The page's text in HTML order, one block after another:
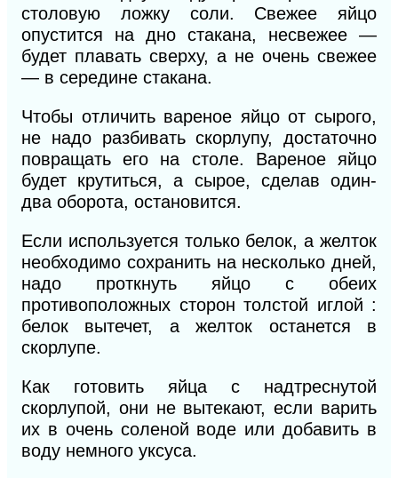
столовую ложку соли. Свежее яйцо
опустится на дно стакана, несвежее —
будет плавать сверху, а не очень свежее
— в середине стакана.
Чтобы отличить вареное яйцо от сырого,
не надо разбивать скорлупу, достаточно
повращать его на столе. Вареное яйцо
будет крутиться, а сырое, сделав один-
два оборота, остановится.
Если используется только белок, а желток
необходимо сохранить на несколько дней,
надо проткнуть яйцо с обеих
противоположных сторон толстой иглой :
белок вытечет, а желток останется в
скорлупе.
Как готовить яйца с надтреснутой
скорлупой, они не вытекают, если варить
их в очень соленой воде или добавить в
воду немного уксуса.